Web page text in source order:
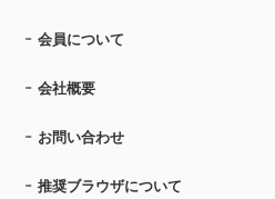
会員について
会社概要
お問い合わせ
推奨ブラウザについて